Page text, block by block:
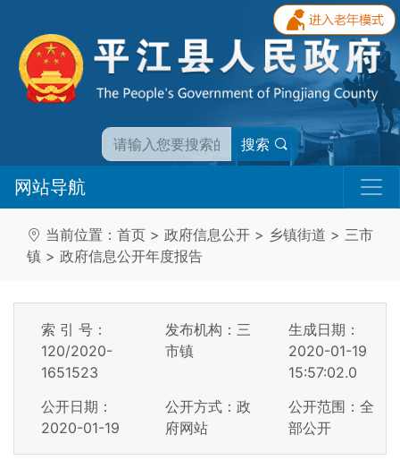
搜索
网站导航
当前位置： 首页 > 政府信息公开 > 乡镇街道 > 三市
镇 > 政府信息公开年度报告
索 引 号：
120/2020-
1651523
发布机构：三
市镇
生成日期：
2020-01-19
15:57:02.0
公开日期：
2020-01-19
公开方式：政
府网站
公开范围：全
部公开